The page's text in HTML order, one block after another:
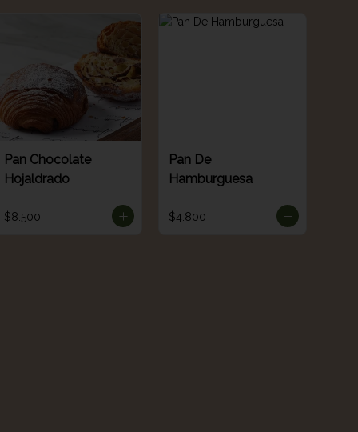
Pan Chocolate
Hojaldrado
$8.500
Pan De
Hamburguesa
$4.800